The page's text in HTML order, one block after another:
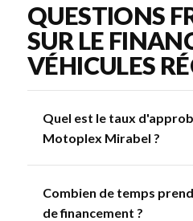
QUESTIONS
SUR LE
VÉHICULES
Quel est le taux
Motoplex Mirabel ?
Combien de temps
de financement ?